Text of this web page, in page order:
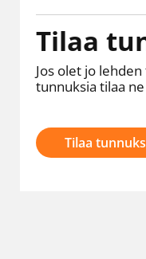
Tilaa
Jos olet jo
tunnuksia tilaa ne
Tilaa